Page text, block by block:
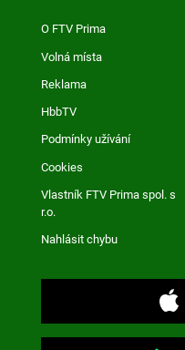
O FTV Prima
Volná místa
Reklama
HbbTV
Podmínky užívání
Cookies
Vlastník FTV Prima spol. s
r.o.
Nahlásit chybu